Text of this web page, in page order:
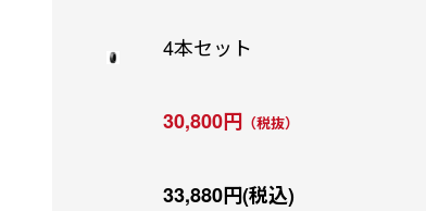
4本セット
30,800円 （税抜）
33,880円(税込)